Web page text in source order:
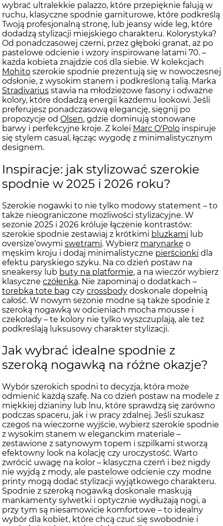
wybrać ultralekkie palazzo, które przepięknie falują w
ruchu, klasyczne spodnie garniturowe, które podkreślą
Twoją profesjonalną stronę, lub jeansy wide leg, które
dodadzą stylizacji miejskiego charakteru. Kolorystyka?
Od ponadczasowej czerni, przez głęboki granat, aż po
pastelowe odcienie i wzory inspirowane latami 70. –
każda kobieta znajdzie coś dla siebie. W kolekcjach
Mohito szerokie spodnie prezentują się w nowoczesnej
odsłonie, z wysokim stanem i podkreśloną talią. Marka
Stradivarius stawia na młodzieżowe fasony i odważne
kolory, które dodadzą energii każdemu lookowi. Jeśli
preferujesz ponadczasową elegancję, sięgnij po
propozycje od Olsen, gdzie dominują stonowane
barwy i perfekcyjne kroje. Z kolei Marc O'Polo inspiruje
się stylem casual, łącząc wygodę z minimalistycznym
designem.
Inspiracje: jak stylizować szerokie
spodnie w 2025 i 2026 roku?
Szerokie nogawki to nie tylko modowy statement – to
także nieograniczone możliwości stylizacyjne. W
sezonie 2025 i 2026 króluje łączenie kontrastów:
szerokie spodnie zestawiaj z krótkimi bluzkami lub
oversize’owymi swetrami. Wybierz marynarkę o
męskim kroju i dodaj minimalistyczne pierścionki dla
efektu paryskiego szyku. Na co dzień postaw na
sneakersy lub buty na platformie, a na wieczór wybierz
klasyczne czółenka. Nie zapominaj o dodatkach –
torebka tote bag czy crossbody doskonale dopełnią
całość. W nowym sezonie modne są także spodnie z
szeroką nogawką w odcieniach mocha mousse i
czekolady – te kolory nie tylko wyszczuplają, ale też
podkreślają luksusowy charakter stylizacji.
Jak wybrać idealne spodnie z
szeroką nogawką na różne okazje?
Wybór szerokich spodni to decyzja, która może
odmienić każdą szafę. Na co dzień postaw na modele z
miękkiej dzianiny lub lnu, które sprawdzą się zarówno
podczas spaceru, jak i w pracy zdalnej. Jeśli szukasz
czegoś na wieczorne wyjście, wybierz szerokie spodnie
z wysokim stanem w eleganckim materiale –
zestawione z satynowym topem i szpilkami stworzą
efektowny look na kolację czy uroczystość. Warto
zwrócić uwagę na kolor – klasyczna czerń i beż nigdy
nie wyjdą z mody, ale pastelowe odcienie czy modne
printy mogą dodać stylizacji wyjątkowego charakteru.
Spodnie z szeroką nogawką doskonale maskują
mankamenty sylwetki i optycznie wydłużają nogi, a
przy tym są niesamowicie komfortowe – to idealny
wybór dla kobiet, które chcą czuć się swobodnie i